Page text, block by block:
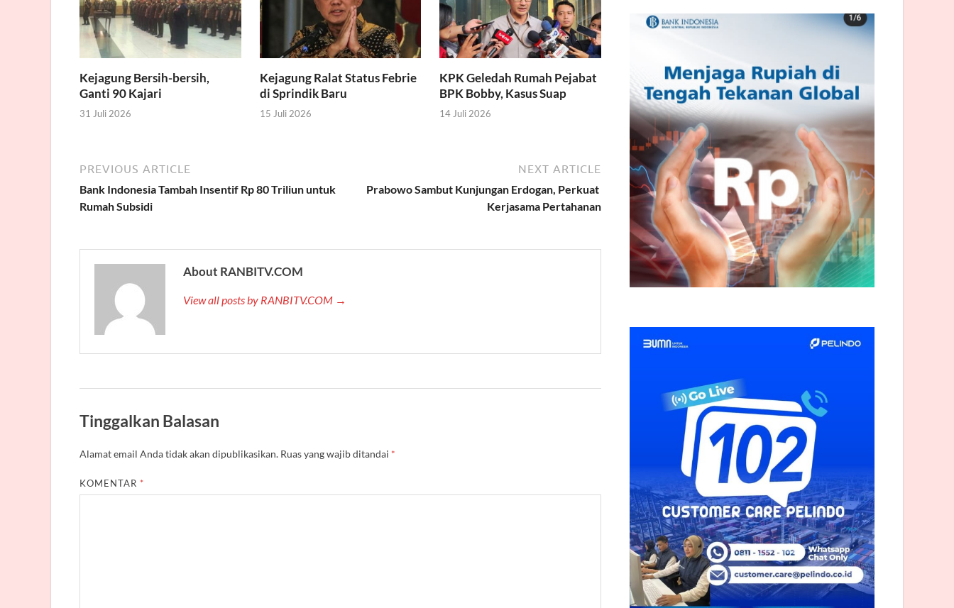
Kejagung Bersih-bersih,
Ganti 90 Kajari
31 Juli 2026
Kejagung Ralat Status Febrie
di Sprindik Baru
15 Juli 2026
KPK Geledah Rumah Pejabat
BPK Bobby, Kasus Suap
14 Juli 2026
PREVIOUS ARTICLE
Bank Indonesia Tambah Insentif Rp 80 Triliun untuk
Rumah Subsidi
NEXT ARTICLE
Prabowo Sambut Kunjungan Erdogan, Perkuat
Kerjasama Pertahanan
About RANBITV.COM
View all posts by RANBITV.COM →
Tinggalkan Balasan
Alamat email Anda tidak akan dipublikasikan. Ruas yang wajib ditandai *
KOMENTAR *